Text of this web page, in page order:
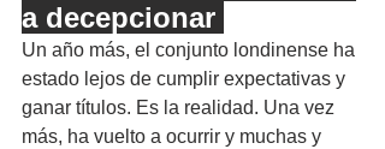
a decepcionar
Un año más, el conjunto londinense ha
estado lejos de cumplir expectativas y
ganar títulos. Es la realidad. Una vez
más, ha vuelto a ocurrir y muchas y